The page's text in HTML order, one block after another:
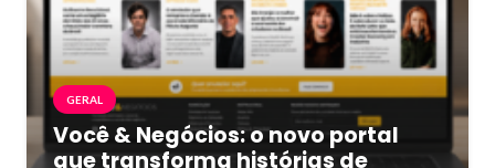
GERAL
Você & Negócios: o novo portal
que transforma histórias de